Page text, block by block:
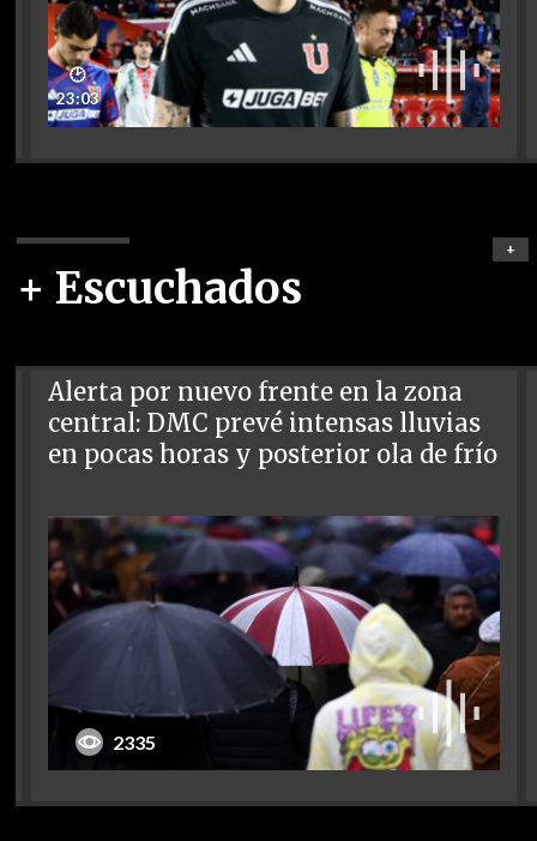
🕑
23:03
+ Escuchados
+
Alerta por nuevo frente en la zona
central: DMC prevé intensas lluvias
en pocas horas y posterior ola de frío
2335